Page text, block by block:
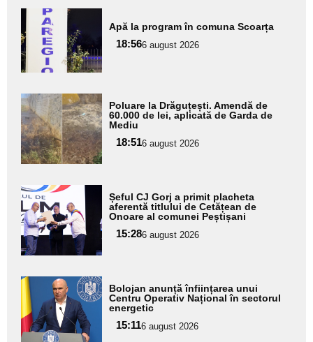
Adaugă
aici textul
pentru
subtitlu
Apă la program în comuna Scoarța
18:566 august 2026
Adaugă
aici textul
pentru
subtitlu
Poluare la Drăguțești. Amendă de
60.000 de lei, aplicată de Garda de
Mediu
18:516 august 2026
Adaugă
aici textul
pentru
subtitlu
Șeful CJ Gorj a primit placheta
aferentă titlului de Cetățean de
Onoare al comunei Peștișani
15:286 august 2026
Adaugă
aici textul
pentru
subtitlu
Bolojan anunță înființarea unui
Centru Operativ Național în sectorul
energetic
15:116 august 2026